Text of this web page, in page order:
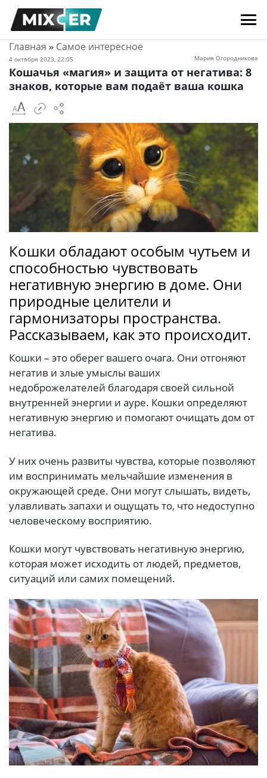
Главная » Самое интересное
4 октября 2023, 22:05 Мария Огородникова
Кошачья «магия» и защита от негатива: 8
знаков, которые вам подаёт ваша кошка
Кошки обладают особым чутьем и
способностью чувствовать
негативную энергию в доме. Они
природные целители и
гармонизаторы пространства.
Рассказываем, как это происходит.
Кошки – это оберег вашего очага. Они отгоняют
негатив и злые умыслы ваших
недоброжелателей благодаря своей сильной
внутренней энергии и ауре. Кошки определяют
негативную энергию и помогают очищать дом от
негатива.
У них очень развиты чувства, которые позволяют
им воспринимать мельчайшие изменения в
окружающей среде. Они могут слышать, видеть,
улавливать запахи и ощущать то, что недоступно
человеческому восприятию.
Кошки могут чувствовать негативную энергию,
которая может исходить от людей, предметов,
ситуаций или самих помещений.